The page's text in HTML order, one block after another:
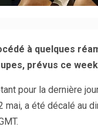
à quelques
prévus ce
pour la dernière
a été décalé au